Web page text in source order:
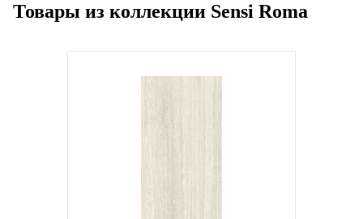
Товары из коллекции Sensi Roma